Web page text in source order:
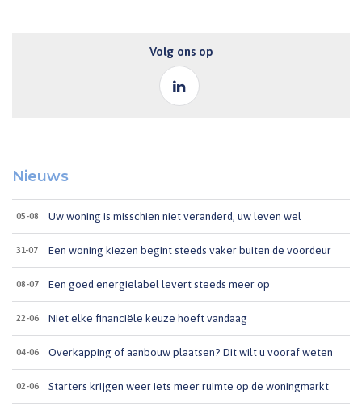
Volg ons op
Nieuws
05-08 Uw woning is misschien niet veranderd, uw leven wel
31-07 Een woning kiezen begint steeds vaker buiten de voordeur
08-07 Een goed energielabel levert steeds meer op
22-06 Niet elke financiële keuze hoeft vandaag
04-06 Overkapping of aanbouw plaatsen? Dit wilt u vooraf weten
02-06 Starters krijgen weer iets meer ruimte op de woningmarkt